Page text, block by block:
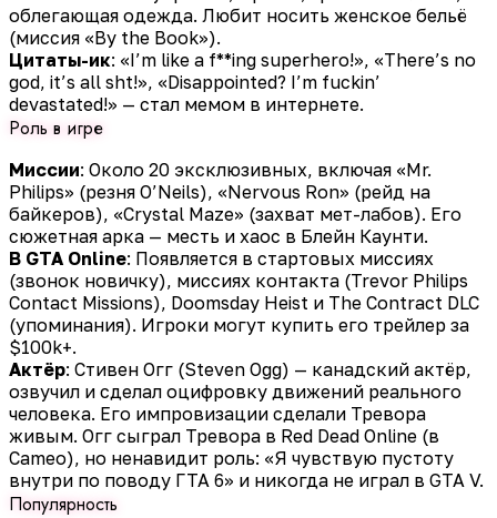
облегающая одежда. Любит носить женское бельё
(миссия «By the Book»).
Цитаты-ик: «I’m like a f**ing superhero!», «There’s no
god, it’s all sht!», «Disappointed? I’m fuckin’
devastated!» — стал мемом в интернете.
Роль в игре
Миссии: Около 20 эксклюзивных, включая «Mr.
Philips» (резня O’Neils), «Nervous Ron» (рейд на
байкеров), «Crystal Maze» (захват мет-лабов). Его
сюжетная арка — месть и хаос в Блейн Каунти.
В GTA Online: Появляется в стартовых миссиях
(звонок новичку), миссиях контакта (Trevor Philips
Contact Missions), Doomsday Heist и The Contract DLC
(упоминания). Игроки могут купить его трейлер за
$100k+.
Актёр: Стивен Огг (Steven Ogg) — канадский актёр,
озвучил и сделал оцифровку движений реального
человека. Его импровизации сделали Тревора
живым. Огг сыграл Тревора в Red Dead Online (в
Cameo), но ненавидит роль: «Я чувствую пустоту
внутри по поводу ГТА 6» и никогда не играл в GTA V.
Популярность